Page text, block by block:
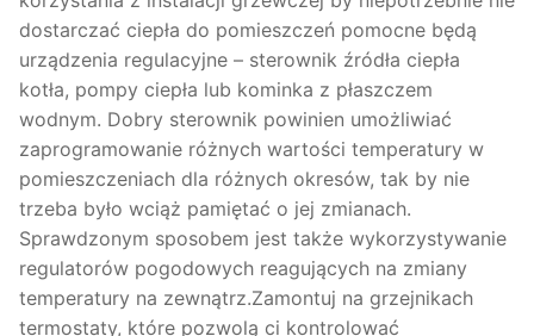
dostarczać ciepła do pomieszczeń pomocne będą
urządzenia regulacyjne – sterownik źródła ciepła
kotła, pompy ciepła lub kominka z płaszczem
wodnym. Dobry sterownik powinien umożliwiać
zaprogramowanie różnych wartości temperatury w
pomieszczeniach dla różnych okresów, tak by nie
trzeba było wciąż pamiętać o jej zmianach.
Sprawdzonym sposobem jest także wykorzystywanie
regulatorów pogodowych reagujących na zmiany
temperatury na zewnątrz.Zamontuj na grzejnikach
termostaty, które pozwolą ci kontrolować